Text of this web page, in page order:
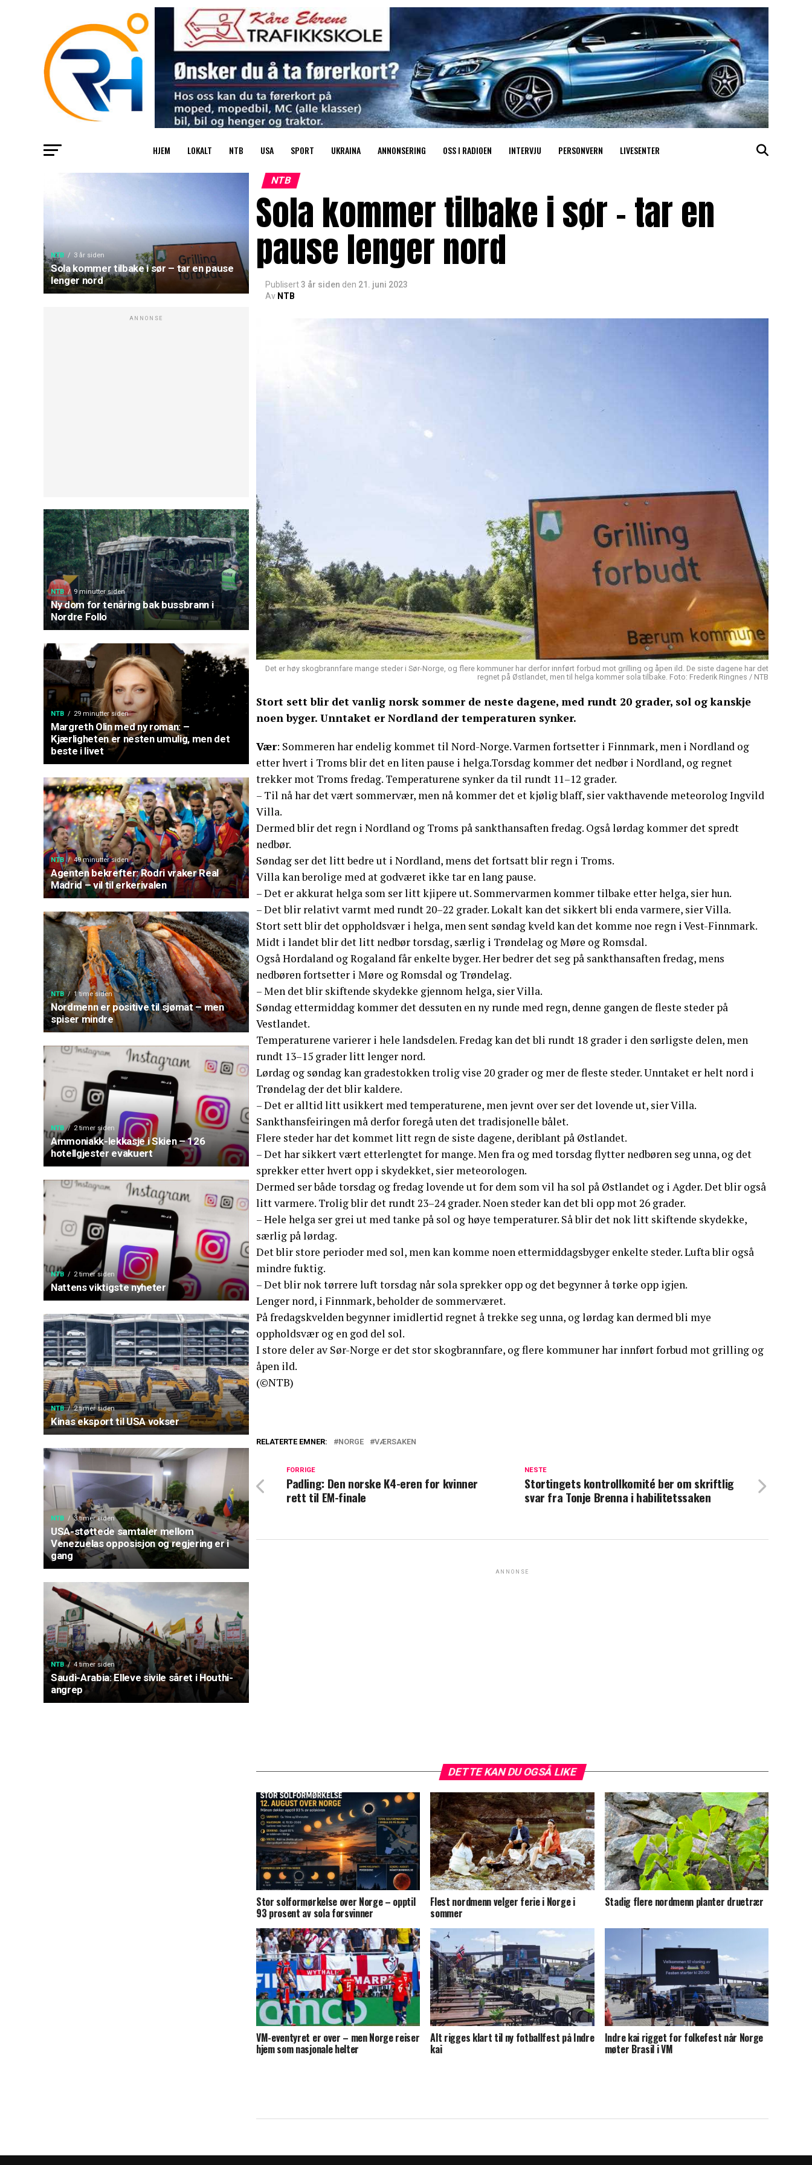
HJEM LOKALT NTB USA SPORT UKRAINA ANNONSERING OSS I RADIOEN INTERVJU PERSONVERN LIVESENTER
NTB 3 år siden
Sola kommer tilbake i sør – tar en pause
lenger nord
ANNONSE
NTB 9 minutter siden
Ny dom for tenåring bak bussbrann i
Nordre Follo
NTB 29 minutter siden
Margreth Olin med ny roman: –
Kjærligheten er nesten umulig, men det
beste i livet
NTB 49 minutter siden
Agenten bekrefter: Rodri vraker Real
Madrid – vil til erkerivalen
NTB 1 time siden
Nordmenn er positive til sjømat – men
spiser mindre
NTB 2 timer siden
Ammoniakk-lekkasje i Skien – 126
hotellgjester evakuert
NTB 2 timer siden
Nattens viktigste nyheter
NTB 2 timer siden
Kinas eksport til USA vokser
NTB 3 timer siden
USA-støttede samtaler mellom
Venezuelas opposisjon og regjering er i
gang
NTB 4 timer siden
Saudi-Arabia: Elleve sivile såret i Houthi-
angrep
NTB
Sola kommer tilbake i sør – tar en
pause lenger nord
Publisert3 år siden den 21. juni 2023
Av NTB
Det er høy skogbrannfare mange steder i Sør-Norge, og flere kommuner har derfor innført forbud mot grilling og åpen ild. De siste dagene har det
regnet på Østlandet, men til helga kommer sola tilbake. Foto: Frederik Ringnes / NTB
Stort sett blir det vanlig norsk sommer de neste dagene, med rundt 20 grader, sol og kanskje
noen byger. Unntaket er Nordland der temperaturen synker.
Vær: Sommeren har endelig kommet til Nord-Norge. Varmen fortsetter i Finnmark, men i Nordland og
etter hvert i Troms blir det en liten pause i helga.Torsdag kommer det nedbør i Nordland, og regnet
trekker mot Troms fredag. Temperaturene synker da til rundt 11–12 grader.
– Til nå har det vært sommervær, men nå kommer det et kjølig blaff, sier vakthavende meteorolog Ingvild
Villa.
Dermed blir det regn i Nordland og Troms på sankthansaften fredag. Også lørdag kommer det spredt
nedbør.
Søndag ser det litt bedre ut i Nordland, mens det fortsatt blir regn i Troms.
Villa kan berolige med at godværet ikke tar en lang pause.
– Det er akkurat helga som ser litt kjipere ut. Sommervarmen kommer tilbake etter helga, sier hun.
– Det blir relativt varmt med rundt 20–22 grader. Lokalt kan det sikkert bli enda varmere, sier Villa.
Stort sett blir det oppholdsvær i helga, men sent søndag kveld kan det komme noe regn i Vest-Finnmark.
Midt i landet blir det litt nedbør torsdag, særlig i Trøndelag og Møre og Romsdal.
Også Hordaland og Rogaland får enkelte byger. Her bedrer det seg på sankthansaften fredag, mens
nedbøren fortsetter i Møre og Romsdal og Trøndelag.
– Men det blir skiftende skydekke gjennom helga, sier Villa.
Søndag ettermiddag kommer det dessuten en ny runde med regn, denne gangen de fleste steder på
Vestlandet.
Temperaturene varierer i hele landsdelen. Fredag kan det bli rundt 18 grader i den sørligste delen, men
rundt 13–15 grader litt lenger nord.
Lørdag og søndag kan gradestokken trolig vise 20 grader og mer de fleste steder. Unntaket er helt nord i
Trøndelag der det blir kaldere.
– Det er alltid litt usikkert med temperaturene, men jevnt over ser det lovende ut, sier Villa.
Sankthansfeiringen må derfor foregå uten det tradisjonelle bålet.
Flere steder har det kommet litt regn de siste dagene, deriblant på Østlandet.
– Det har sikkert vært etterlengtet for mange. Men fra og med torsdag flytter nedbøren seg unna, og det
sprekker etter hvert opp i skydekket, sier meteorologen.
Dermed ser både torsdag og fredag lovende ut for dem som vil ha sol på Østlandet og i Agder. Det blir også
litt varmere. Trolig blir det rundt 23–24 grader. Noen steder kan det bli opp mot 26 grader.
– Hele helga ser grei ut med tanke på sol og høye temperaturer. Så blir det nok litt skiftende skydekke,
særlig på lørdag.
Det blir store perioder med sol, men kan komme noen ettermiddagsbyger enkelte steder. Lufta blir også
mindre fuktig.
– Det blir nok tørrere luft torsdag når sola sprekker opp og det begynner å tørke opp igjen.
Lenger nord, i Finnmark, beholder de sommerværet.
På fredagskvelden begynner imidlertid regnet å trekke seg unna, og lørdag kan dermed bli mye
oppholdsvær og en god del sol.
I store deler av Sør-Norge er det stor skogbrannfare, og flere kommuner har innført forbud mot grilling og
åpen ild.
(©NTB)
RELATERTE EMNER: NORGE VÆRSAKEN
NESTE
Stortingets kontrollkomité ber om skriftlig
svar fra Tonje Brenna i habilitetssaken
FORRIGE
Padling: Den norske K4-eren for kvinner
rett til EM-finale
ANNONSE
DETTE KAN DU OGSÅ LIKE
Stor solformørkelse over Norge – opptil
93 prosent av sola forsvinner
Flest nordmenn velger ferie i Norge i
sommer
Stadig flere nordmenn planter druetrær
VM-eventyret er over – men Norge reiser
hjem som nasjonale helter
Alt rigges klart til ny fotballfest på Indre
kai
Indre kai rigget for folkefest når Norge
møter Brasil i VM